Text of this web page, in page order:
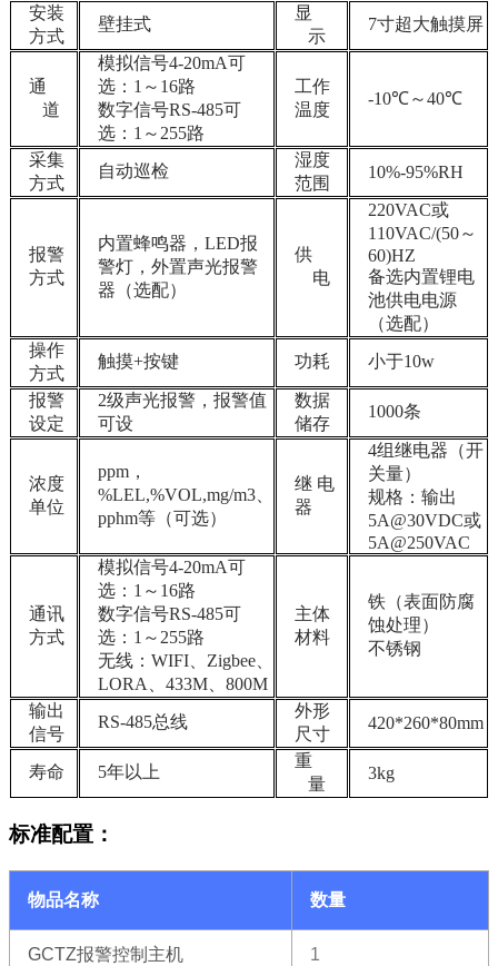
安装
方式
壁挂式
显
示
7寸超大触摸屏
通
道
模拟信号4-20mA可
选：1～16路
数字信号RS-485可
选：1～255路
工作
温度
-10℃～40℃
采集
方式
自动巡检
湿度
范围
10%-95%RH
报警
方式
内置蜂鸣器，LED报
警灯，外置声光报警
器（选配）
供
电
220VAC或
110VAC/(50～
60)HZ
备选内置锂电
池供电电源
（选配）
操作
方式
触摸+按键 功耗 小于10w
报警
设定
2级声光报警，报警值
可设
数据
储存
1000条
浓度
单位
ppm，
%LEL,%VOL,mg/m3、
pphm等（可选）
继 电
器
4组继电器（开
关量）
规格：输出
5A@30VDC或
5A@250VAC
通讯
方式
模拟信号4-20mA可
选：1～16路
数字信号RS-485可
选：1～255路
无线：WIFI、Zigbee、
LORA、433M、800M
主体
材料
铁（表面防腐
蚀处理）
不锈钢
输出
信号
RS-485总线
外形
尺寸
420*260*80mm
寿命 5年以上
重
量
3kg
标准配置：
物品名称 数量
GCTZ报警控制主机 1